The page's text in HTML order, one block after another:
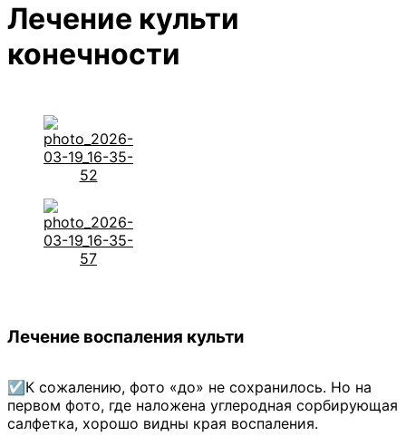
Лечение культи
конечности
Лечение воспаления культи
☑️К сожалению, фото «до» не сохранилось. Но на
первом фото, где наложена углеродная сорбирующая
салфетка, хорошо видны края воспаления.